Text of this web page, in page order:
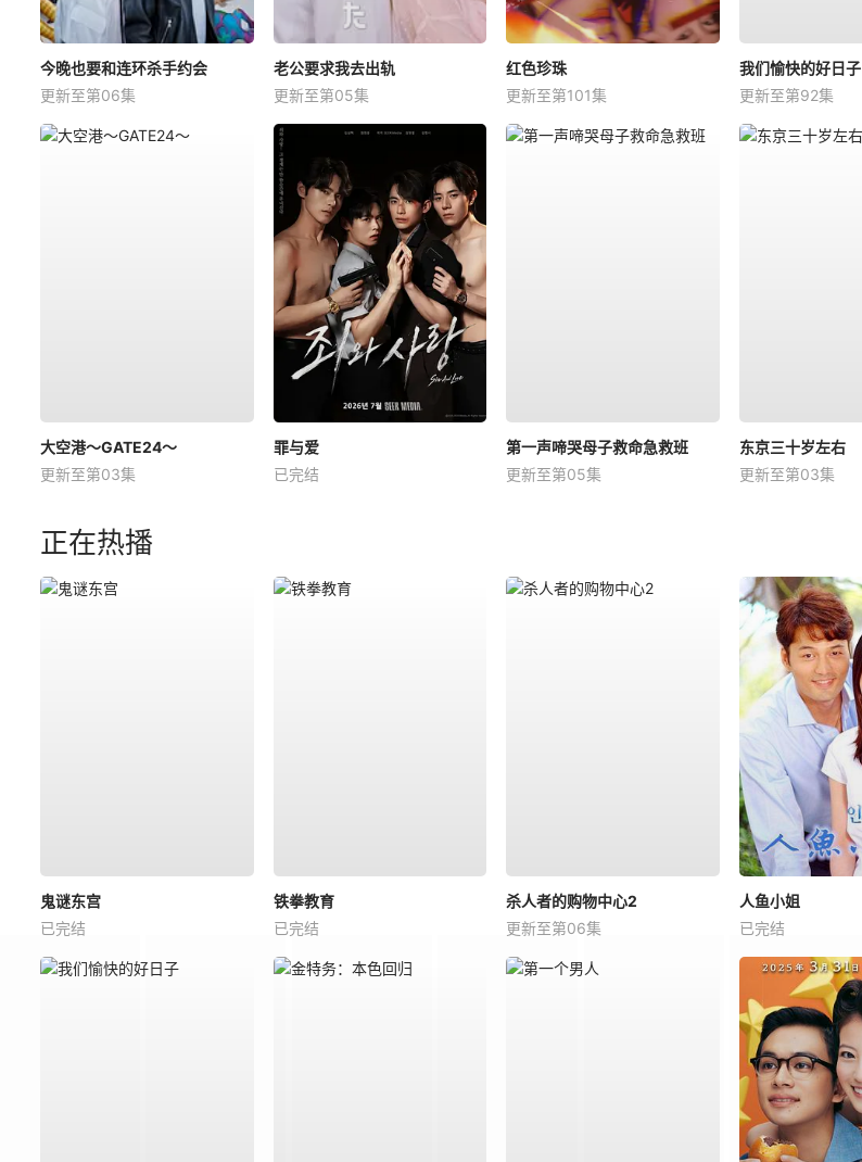
今晚也要和连环杀手约会
更新至第06集
老公要求我去出轨
更新至第05集
红色珍珠
更新至第101集
我们愉快的好日子
更新至第92集
大空港～GATE24～
更新至第03集
罪与爱
已完结
第一声啼哭母子救命急救班
更新至第05集
东京三十岁左右
更新至第03集
正在热播
鬼谜东宫
已完结
铁拳教育
已完结
杀人者的购物中心2
更新至第06集
人鱼小姐
已完结